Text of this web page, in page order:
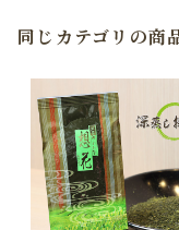
同じカテゴリの商